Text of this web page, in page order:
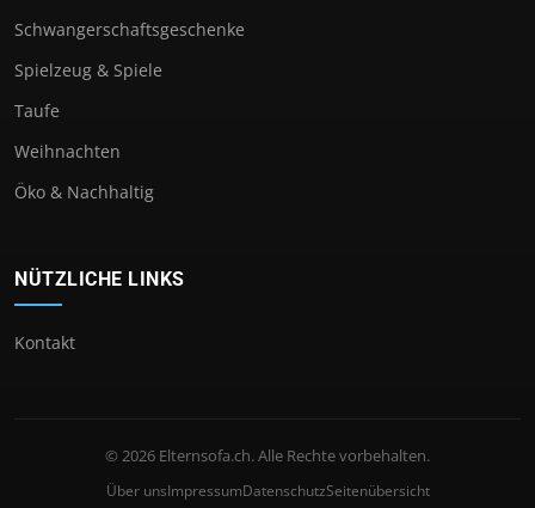
Schwangerschaftsgeschenke
Spielzeug & Spiele
Taufe
Weihnachten
Öko & Nachhaltig
NÜTZLICHE LINKS
Kontakt
© 2026 Elternsofa.ch. Alle Rechte vorbehalten.
Über unsImpressumDatenschutzSeitenübersicht